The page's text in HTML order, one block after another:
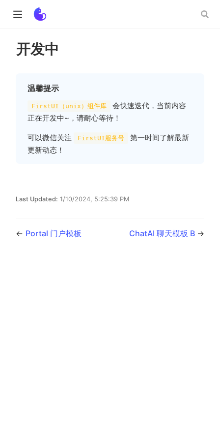
开发中
温馨提示
FirstUI（unix）组件库
会快速迭代，当前内容
正在开发中~，请耐心等待！
可以微信关注 FirstUI服务号
第一时间了解最新
更新动态！
Last Updated: 1/10/2024, 5:25:39 PM
← Portal 门户模板 ChatAI 聊天模板 B →